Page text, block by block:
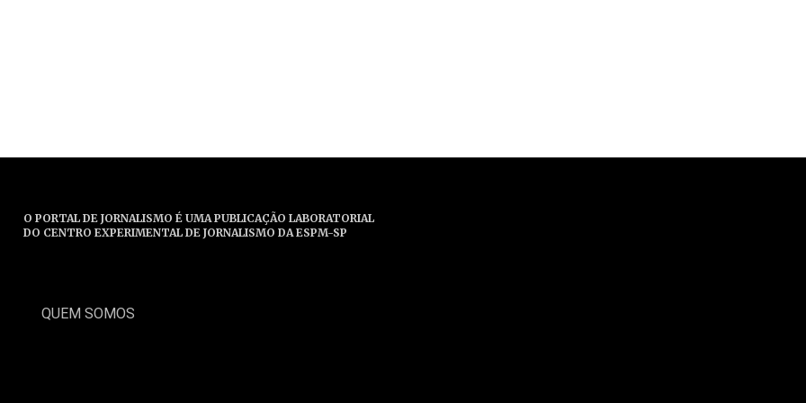
O PORTAL DE JORNALISMO É UMA PUBLICAÇÃO LABORATORIAL
DO CENTRO EXPERIMENTAL DE JORNALISMO DA ESPM-SP
QUEM SOMOS